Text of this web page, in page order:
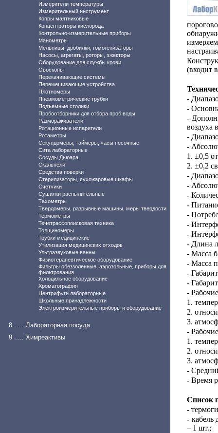
Измерители температуры
Измерительный инструмент
Копры маятниковые
Концентраторы кислорода
Контрольно-измерительные приборы
Манометры
Мельницы, дробилки, гомогенизаторы
Насосы, агрегаты, роторы, эжекторы
Оборудование для службы крови
Овоскопы
Перекачивающие системы
Перемешивающие устройства
Плотномеры
Пневмометрические трубки
Подъемные столики
Пробоотборники для отбора проб воды
Размораживатели
Ротационные испарители
Ротаметры
Секундомеры, таймеры, часы песочные
Сита лабораторные
Сосуды Дьюара
Скальпели
Средства поверки
Стерилизаторы, сухожаровые шкафы
Счетчики
Сушилки распылительные
Тахометры
Твердомеры, разрывные машины, меры твердости
Термометры
Течетрассопоисковая техника
Толщиномеры
Трубки медицинские
Утилизация медицинских отходов
Ультразвуковые ванны
Физиотерапевтическое оборудование
Фильтры обеззоленные, аэрозольные, приборы для
фильтрования
Холодильное оборудование
Хроматография
Центрифуги лабораторные
Школьные принадлежности
Электроизмерительные приборы и оборудование
8 ..... Лабораторная посуда
9 ..... Химреактивы
(входит
-
-
-
воздуха
-
-
1. ±0,5
2. ±0,2
-
-
-
-
-
-
-
- Длина
- Масса
- Масса
-
-
-
1.
2.
3.
-
1.
2.
3.
-
- Время
Список
-
- кабель
– 1 шт.;